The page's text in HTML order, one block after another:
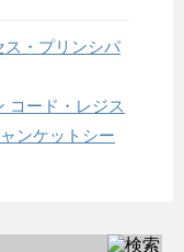
・プリンシパ
コード・レジス
ンケットシー